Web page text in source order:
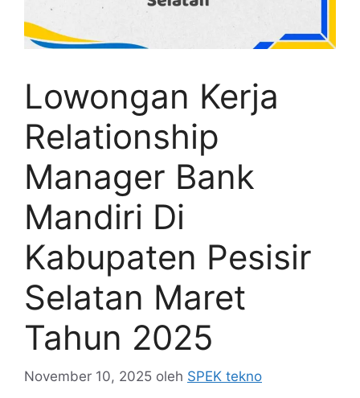
Lowongan Kerja
Relationship
Manager Bank
Mandiri Di
Kabupaten Pesisir
Selatan Maret
Tahun 2025
November 10, 2025 oleh SPEK tekno